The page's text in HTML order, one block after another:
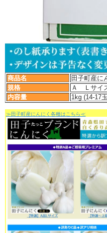
商品名
田子町産に
規格
Ａ Ｌサイ
内容量
1kg (14-17
≫田子町産にんにく各種はこちら≪